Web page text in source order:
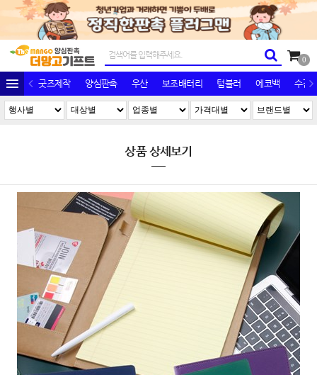
0
굿즈제작 양심판촉 우산 보조배터리 텀블러 에코백 수건/
상품 상세보기